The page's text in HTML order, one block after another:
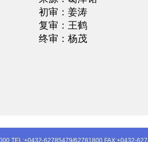
初审：姜涛
复审：王鹤
终审：杨茂
TEL:+0432-62785479/62781800 FAX:+0432-